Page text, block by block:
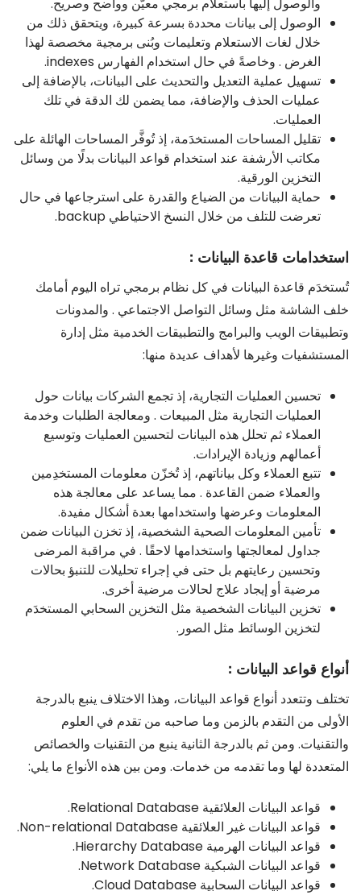
الوصول إلى بيانات محددة بسرعة كبيرة، ويتحقق ذلك من
خلال لغات الاستعلام وتعليمات وبُنى برمجية مخصصة لهذا
الغرض . وخاصةً في حال استخدام الفهارس indexes.
تسهيل عملية التعديل والتحديث على البيانات، بالإضافة إلى
عمليات الحذف والإضافة، مما يضمن لك الدقة في تلك
العمليات.
تقليل المساحات المستخدَمة، إذ تُوفَّر المساحات الهائلة على
مكاتب الأرشفة عند استخدام قواعد البيانات بدلًا من وسائل
التخزين الورقية.
حماية البيانات من الضياع والقدرة على استرجاعها في حال
تعرضت للتلف من خلال النسخ الاحتياطي backup.
استخدامات قاعدة البيانات :
تُستخدَم قاعدة البيانات في كل نظام برمجي تراه اليوم أمامك
خلف الشاشة مثل وسائل التواصل الاجتماعي . والمدونات
وتطبيقات الويب والبرامج والتطبيقات الخدمية مثل إدارة
المستشفيات وغيرها لأهداف عديدة منها:
تحسين العمليات التجارية، إذ تجمع الشركات بيانات حول
العمليات التجارية مثل المبيعات . ومعالجة الطلبات وخدمة
العملاء ثم تحلل هذه البيانات لتحسين العمليات وتوسيع
أعمالهم وزيادة الإيرادات.
تتبع العملاء وكل بياناتهم، إذ تُخزّن معلومات المستخدِمين
والعملاء ضمن القاعدة . مما يساعد على معالجة هذه
المعلومات وعرضها واستخدامها بعدة أشكال مفيدة.
تأمين المعلومات الصحية الشخصية، إذ تخزن البيانات ضمن
جداول لمعالجتها واستخدامها لاحقًا . في مراقبة المرضى
وتحسين رعايتهم بل حتى في إجراء تحليلات للتنبؤ بحالات
مرضية أو إيجاد علاج لحالات مرضية أخرى.
تخزين البيانات الشخصية مثل التخزين السحابي المستخدَم
لتخزين الوسائط مثل الصور.
أنواع قواعد البيانات :
تختلف وتتعدد أنواع قواعد البيانات، وهذا الاختلاف ينبع بالدرجة
الأولى من التقدم بالزمن وما صاحبه من تقدم في العلوم
والتقنيات. ومن ثم بالدرجة الثانية ينبع من التقنيات والخصائص
المتعددة لها وما تقدمه من خدمات. ومن بين هذه الأنواع ما يلي:
قواعد البيانات العلائقية Relational Database.
قواعد البيانات غير العلائقية Non-relational Database.
قواعد البيانات الهرمية Hierarchy Database.
قواعد البيانات الشبكية Network Database.
قواعد البيانات السحابية Cloud Database.